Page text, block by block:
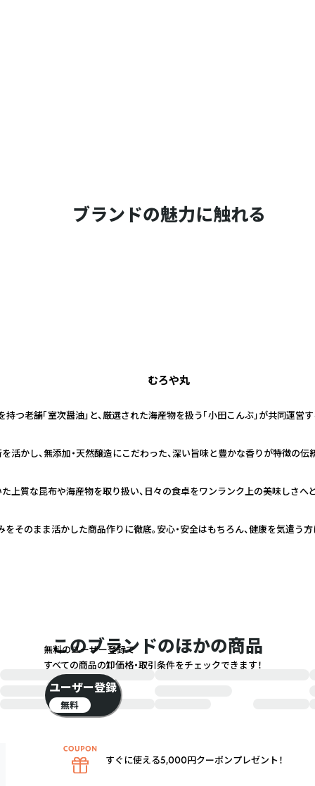
ブランドの魅力に触れる
むろや丸
つ老舗「室次醤油」と、厳選された海産物を扱う「小田こんぶ」が共同運営
活かし、無添加・天然醸造にこだわった、深い旨味と豊かな香りが特徴の
上質な昆布や海産物を取り扱い、日々の食卓をワンランク上の美味しさへ
そのまま活かした商品作りに徹底。安心・安全はもちろん、健康を気遣う方
このブランドのほかの商品
無料のユーザー登録で
すべての商品の卸価格・取引条件をチェックできます！
ユーザー登録
無料
すぐに使える5,000円クーポンプレゼント！